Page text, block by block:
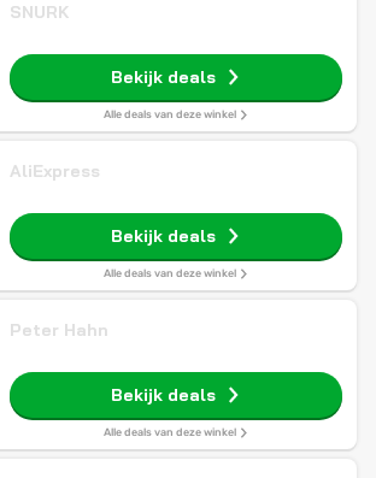
SNURK
Bekijk deals
Alle deals van deze winkel
AliExpress
Bekijk deals
Alle deals van deze winkel
Peter Hahn
Bekijk deals
Alle deals van deze winkel